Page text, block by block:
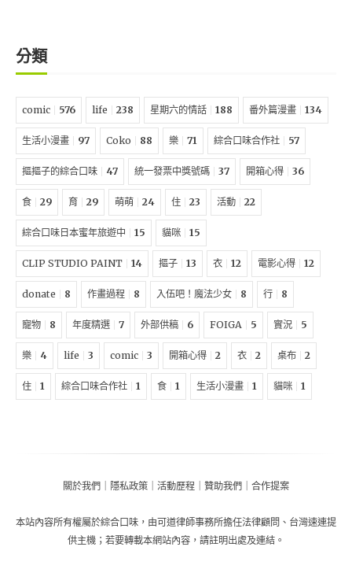
分類
comic 576 life 238 星期六的情話 188 番外篇漫畫 134
生活小漫畫 97 Coko 88 樂 71 綜合口味合作社 57
摳摳子的綜合口味 47 統一發票中獎號碼 37 開箱心得 36
食 29 育 29 萌萌 24 住 23 活動 22
綜合口味日本蜜年旅遊中 15 貓咪 15
CLIP STUDIO PAINT 14 摳子 13 衣 12 電影心得 12
donate 8 作畫過程 8 入伍吧！魔法少女 8 行 8
寵物 8 年度精選 7 外部供稿 6 FOIGA 5 實況 5
樂 4 life 3 comic 3 開箱心得 2 衣 2 桌布 2
住 1 綜合口味合作社 1 食 1 生活小漫畫 1 貓咪 1
關於我們 隱私政策 活動歷程 贊助我們 合作提案
本站內容所有權屬於綜合口味 ，由可道律師事務所擔任法律顧問 、 台灣速連提
供主機 ； 若要轉載本網站內容，請註明出處及連結。